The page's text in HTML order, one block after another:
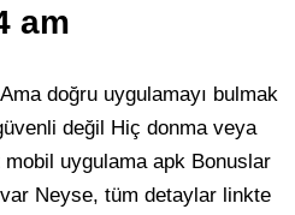
am
doğru uygulamayı bulmak
değil Hiç donma veya
uygulama apk Bonuslar
Neyse, tüm detaylar linkte